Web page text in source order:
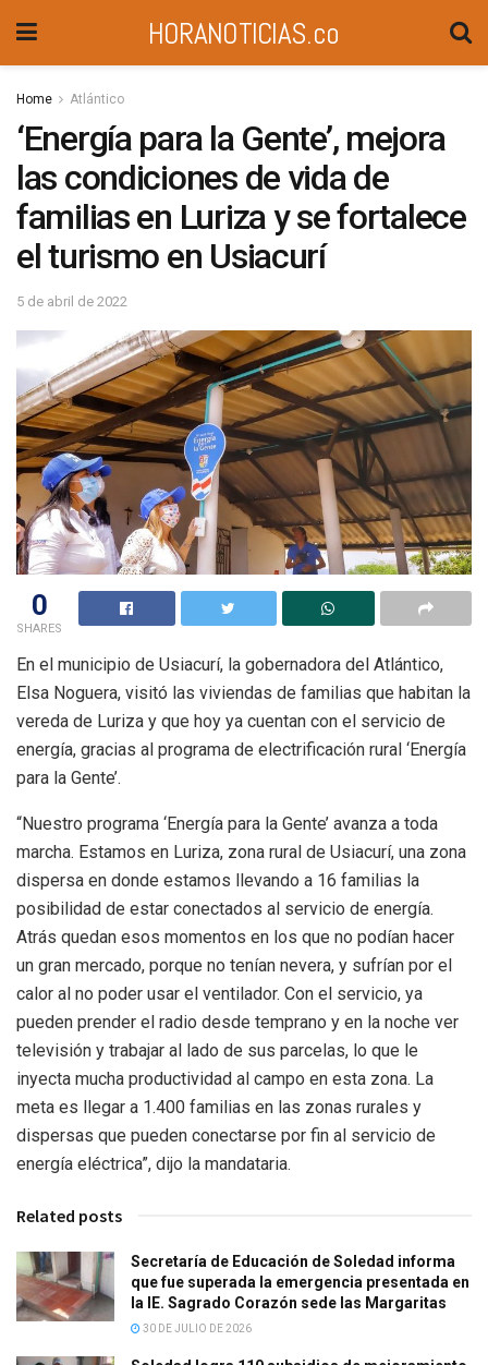
HORANOTICIAS.co
Home Atlántico
‘Energía para la Gente’, mejora
las condiciones de vida de
familias en Luriza y se fortalece
el turismo en Usiacurí
5 de abril de 2022
0
SHARES
En el municipio de Usiacurí, la gobernadora del Atlántico,
Elsa Noguera, visitó las viviendas de familias que habitan la
vereda de Luriza y que hoy ya cuentan con el servicio de
energía, gracias al programa de electrificación rural ‘Energía
para la Gente’.
“Nuestro programa ‘Energía para la Gente’ avanza a toda
marcha. Estamos en Luriza, zona rural de Usiacurí, una zona
dispersa en donde estamos llevando a 16 familias la
posibilidad de estar conectados al servicio de energía.
Atrás quedan esos momentos en los que no podían hacer
un gran mercado, porque no tenían nevera, y sufrían por el
calor al no poder usar el ventilador. Con el servicio, ya
pueden prender el radio desde temprano y en la noche ver
televisión y trabajar al lado de sus parcelas, lo que le
inyecta mucha productividad al campo en esta zona. La
meta es llegar a 1.400 familias en las zonas rurales y
dispersas que pueden conectarse por fin al servicio de
energía eléctrica”, dijo la mandataria.
Related posts
Secretaría de Educación de Soledad informa
que fue superada la emergencia presentada en
la IE. Sagrado Corazón sede las Margaritas
30 DE JULIO DE 2026